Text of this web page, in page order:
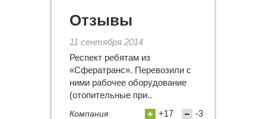
Отзывы
11 сентября 2014
Респект ребятам из
«Сфератранс». Перевозили с
ними рабочее оборудование
(отопительные при..
Компания
+17 -3